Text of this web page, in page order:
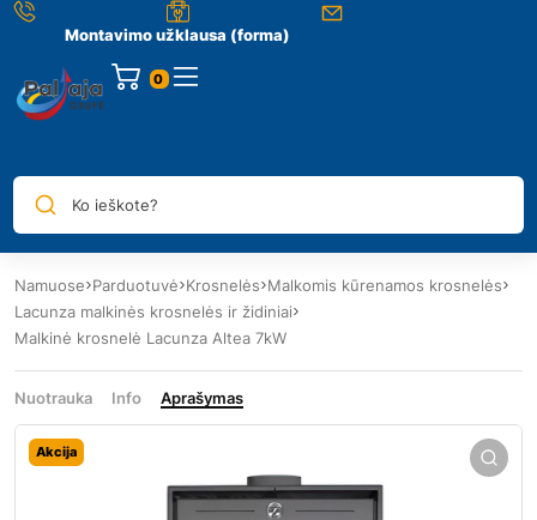
Montavimo užklausa (forma)
0
Ko ieškote?
Namuose Parduotuvė Krosnelės Malkomis kūrenamos krosnelės
Lacunza malkinės krosnelės ir židiniai
Malkinė krosnelė Lacunza Altea 7kW
Nuotrauka Info Aprašymas
Akcija